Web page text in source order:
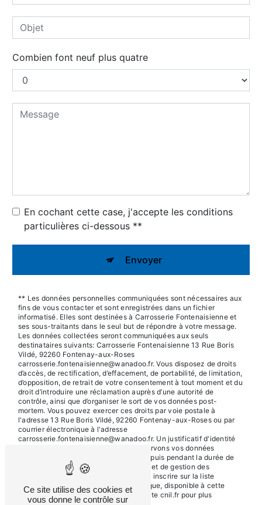
Combien font neuf plus quatre
En cochant cette case, j'accepte les conditions
particulières ci-dessous **
Envoyer
** Les données personnelles communiquées sont nécessaires aux
fins de vous contacter et sont enregistrées dans un fichier
informatisé. Elles sont destinées à Carrosserie Fontenaisienne et
ses sous-traitants dans le seul but de répondre à votre message.
Les données collectées seront communiquées aux seuls
destinataires suivants: Carrosserie Fontenaisienne 13 Rue Boris
Vildé, 92260 Fontenay-aux-Roses
carrosserie.fontenaisienne@wanadoo.fr. Vous disposez de droits
d’accès, de rectification, d’effacement, de portabilité, de limitation,
d’opposition, de retrait de votre consentement à tout moment et du
droit d’introduire une réclamation auprès d’une autorité de
contrôle, ainsi que d’organiser le sort de vos données post-
mortem. Vous pouvez exercer ces droits par voie postale à
l'adresse 13 Rue Boris Vildé, 92260 Fontenay-aux-Roses ou par
courrier électronique à l'adresse
carrosserie.fontenaisienne@wanadoo.fr. Un justificatif d'identité
pourra vous être demandé. Nous conservons vos données
pendant la période de prise de contact puis pendant la durée de
prescription légale aux fins probatoires et de gestion des
contentieux. Vous avez le droit de vous inscrire sur la liste
d'opposition au démarchage téléphonique, disponible à cette
adresse:Bloctel.gouv.fr. Consultez le site cnil.fr pour plus
Ce site utilise des cookies et
vous donne le contrôle sur